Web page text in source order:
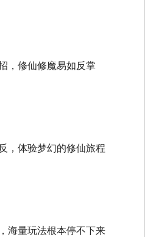
，修仙修魔易如反掌
，体验梦幻的修仙旅程
海量玩法根本停不下来